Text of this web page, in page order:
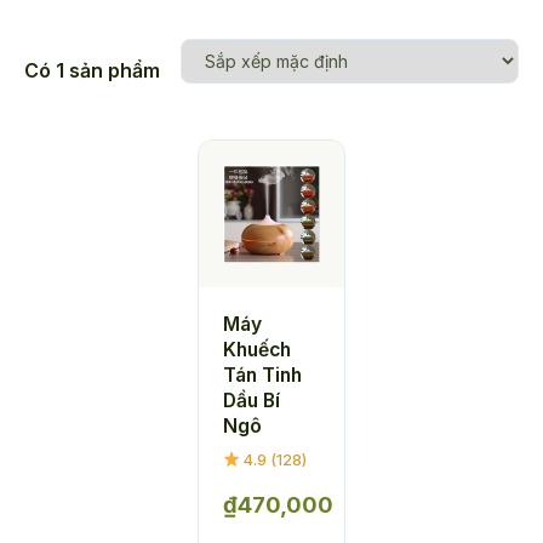
Có 1 sản phẩm
Máy
Khuếch
Tán Tinh
Dầu Bí
Ngô
4.9 (128)
₫470,000